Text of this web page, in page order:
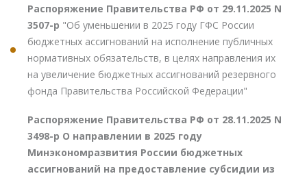
Распоряжение Правительства РФ от 29.11.2025 N
3507-р "Об уменьшении в 2025 году ГФС России
бюджетных ассигнований на исполнение публичных
нормативных обязательств, в целях направления их
на увеличение бюджетных ассигнований резервного
фонда Правительства Российской Федерации"
Распоряжение Правительства РФ от 28.11.2025 N
3498-р О направлении в 2025 году
Минэкономразвития России бюджетных
ассигнований на предоставление субсидии из